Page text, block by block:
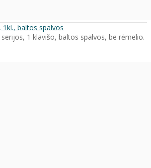
1kl., baltos spalvos
serijos, 1 klavišo, baltos spalvos, be rėmelio.